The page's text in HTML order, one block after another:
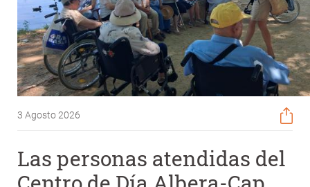
3 Agosto 2026
Las personas atendidas del